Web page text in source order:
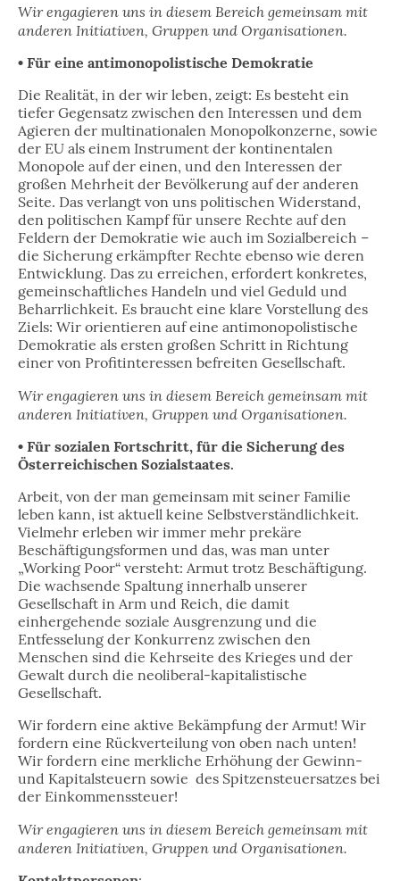
Wir engagieren uns in diesem Bereich gemeinsam mit
anderen Initiativen, Gruppen und Organisationen.
• Für eine antimonopolistische Demokratie
Die Realität, in der wir leben, zeigt: Es besteht ein
tiefer Gegensatz zwischen den Interessen und dem
Agieren der multinationalen Monopolkonzerne, sowie
der EU als einem Instrument der kontinentalen
Monopole auf der einen, und den Interessen der
großen Mehrheit der Bevölkerung auf der anderen
Seite. Das verlangt von uns politischen Widerstand,
den politischen Kampf für unsere Rechte auf den
Feldern der Demokratie wie auch im Sozialbereich –
die Sicherung erkämpfter Rechte ebenso wie deren
Entwicklung. Das zu erreichen, erfordert konkretes,
gemeinschaftliches Handeln und viel Geduld und
Beharrlichkeit. Es braucht eine klare Vorstellung des
Ziels: Wir orientieren auf eine antimonopolistische
Demokratie als ersten großen Schritt in Richtung
einer von Profitinteressen befreiten Gesellschaft.
Wir engagieren uns in diesem Bereich gemeinsam mit
anderen Initiativen, Gruppen und Organisationen.
• Für sozialen Fortschritt, für die Sicherung des
Österreichischen Sozialstaates.
Arbeit, von der man gemeinsam mit seiner Familie
leben kann, ist aktuell keine Selbstverständlichkeit.
Vielmehr erleben wir immer mehr prekäre
Beschäftigungsformen und das, was man unter
„Working Poor“ versteht: Armut trotz Beschäftigung.
Die wachsende Spaltung innerhalb unserer
Gesellschaft in Arm und Reich, die damit
einhergehende soziale Ausgrenzung und die
Entfesselung der Konkurrenz zwischen den
Menschen sind die Kehrseite des Krieges und der
Gewalt durch die neoliberal-kapitalistische
Gesellschaft.
Wir fordern eine aktive Bekämpfung der Armut! Wir
fordern eine Rückverteilung von oben nach unten!
Wir fordern eine merkliche Erhöhung der Gewinn-
und Kapitalsteuern sowie des Spitzensteuersatzes bei
der Einkommenssteuer!
Wir engagieren uns in diesem Bereich gemeinsam mit
anderen Initiativen, Gruppen und Organisationen.